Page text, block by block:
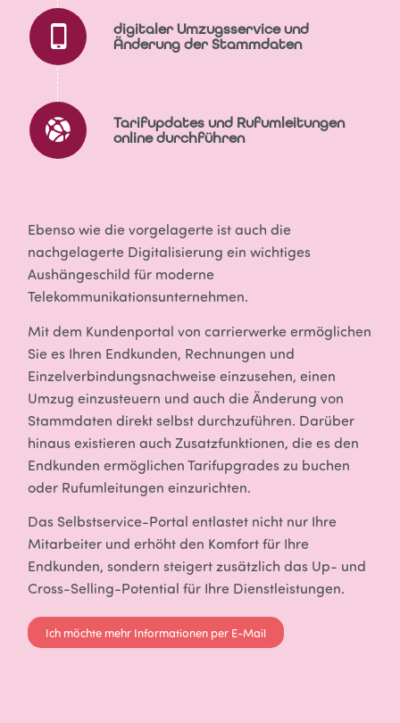
Ebenso wie die vorgelagerte ist auch die
nachgelagerte Digitalisierung ein wichtiges
Aushängeschild für moderne
Telekommunikationsunternehmen.
Mit dem Kundenportal von carrierwerke ermöglichen
Sie es Ihren Endkunden, Rechnungen und
Einzelverbindungsnachweise einzusehen, einen
Umzug einzusteuern und auch die Änderung von
Stammdaten direkt selbst durchzuführen. Darüber
hinaus existieren auch Zusatzfunktionen, die es den
Endkunden ermöglichen Tarifupgrades zu buchen
oder Rufumleitungen einzurichten.
Das Selbstservice-Portal entlastet nicht nur Ihre
Mitarbeiter und erhöht den Komfort für Ihre
Endkunden, sondern steigert zusätzlich das Up- und
Cross-Selling-Potential für Ihre Dienstleistungen.
Ich möchte mehr Informationen per E-Mail
digitaler Umzugsservice und
Änderung der Stammdaten
Tarifupdates und Rufumleitungen
online durchführen